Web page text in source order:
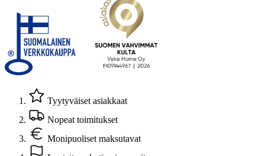
Tyytyväiset asiakkaat
Nopeat toimitukset
Monipuoliset maksutavat